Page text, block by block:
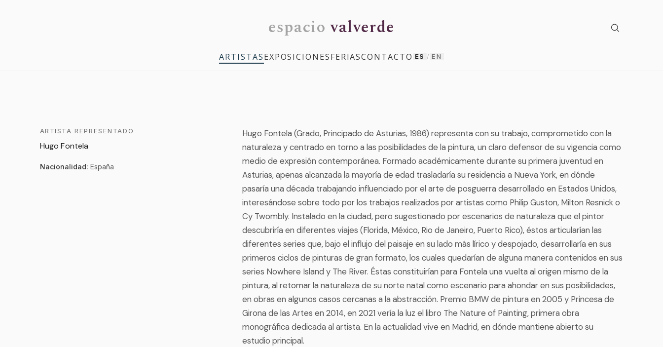
espacio valverde
ARTISTASEXPOSICIONESFERIASCONTACTO ES / EN
ARTISTA REPRESENTADO
Hugo Fontela
Nacionalidad: España
Hugo Fontela (Grado, Principado de Asturias, 1986) representa con su trabajo, comprometido con la
naturaleza y centrado en torno a las posibilidades de la pintura, un claro defensor de su vigencia como
medio de expresión contemporánea. Formado académicamente durante su primera juventud en
Asturias, apenas alcanzada la mayoría de edad trasladaría su residencia a Nueva York, en dónde
pasaría una década trabajando influenciado por el arte de posguerra desarrollado en Estados Unidos,
interesándose sobre todo por los trabajos realizados por artistas como Philip Guston, Milton Resnick o
Cy Twombly. Instalado en la ciudad, pero sugestionado por escenarios de naturaleza que el pintor
descubriría en diferentes viajes (Florida, México, Rio de Janeiro, Puerto Rico), éstos articularían las
diferentes series que, bajo el influjo del paisaje en su lado más lírico y despojado, desarrollaría en sus
primeros ciclos de pinturas de gran formato, los cuales quedarían de alguna manera contenidos en sus
series Nowhere Island y The River. Éstas constituirían para Fontela una vuelta al origen mismo de la
pintura, al retomar la naturaleza de su norte natal como escenario para ahondar en sus posibilidades,
en obras en algunos casos cercanas a la abstracción. Premio BMW de pintura en 2005 y Princesa de
Girona de las Artes en 2014, en 2021 vería la luz el libro The Nature of Painting, primera obra
monográfica dedicada al artista. En la actualidad vive en Madrid, en dónde mantiene abierto su
estudio principal.